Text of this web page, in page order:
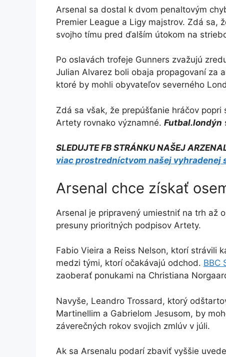
Arsenal sa dostal k dvom penaltovým
Premier League a Ligy majstrov. Zdá sa,
svojho tímu pred ďalším útokom na
Po oslavách trofeje Gunners zvažujú
Julian Alvarez boli obaja propagovaní za
ktoré by mohli obyvateľov severného
Zdá sa však, že prepúšťanie hráčov
Artety rovnako významné. Futbal.londýn
SLEDUJTE FB STRÁNKU NAŠEJ
viac prostredníctvom našej vyhradenej
Arsenal chce získať
Arsenal je pripravený umiestniť na trh až
presuny prioritných podpisov Artety.
Fabio Vieira a Reiss Nelson, ktorí strávili
medzi tými, ktorí očakávajú odchod. BBC
zaoberať ponukami na Christiana
Navyše, Leandro Trossard, ktorý
Martinellim a Gabrielom Jesusom, by
záverečných rokov svojich zmlúv v júli.
Ak sa Arsenalu podarí zbaviť vyššie